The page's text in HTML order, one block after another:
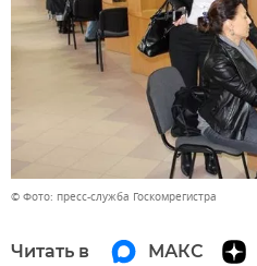
© Фото: пресс-служба Госкомрегистра
Читать в МАКС